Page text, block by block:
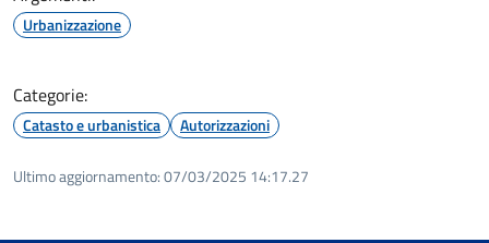
Urbanizzazione
Categorie:
Catasto e urbanistica Autorizzazioni
Ultimo aggiornamento:07/03/2025 14:17.27